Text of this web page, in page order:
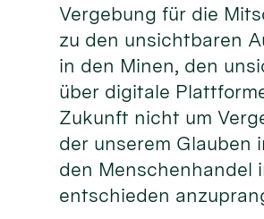
Vergebung für die
zu den unsichtbaren
in den Minen, den
über digitale
Zukunft nicht um
der unserem Glauben
den Menschenhandel
entschieden